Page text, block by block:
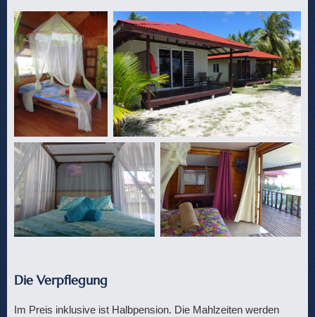
Die Verpflegung
Im Preis inklusive ist Halbpension. Die Mahlzeiten werden